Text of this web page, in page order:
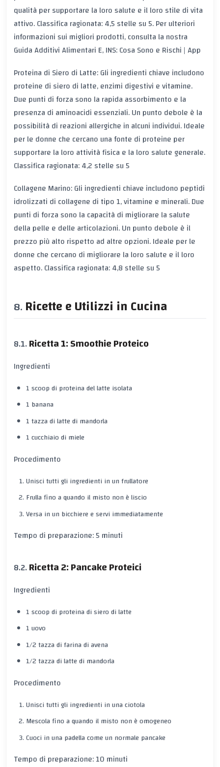
qualità per supportare la loro salute e il loro stile di vita
attivo. Classifica ragionata: 4,5 stelle su 5. Per ulteriori
informazioni sui migliori prodotti, consulta la nostra
Guida Additivi Alimentari E, INS: Cosa Sono e Rischi | App
Proteina di Siero di Latte: Gli ingredienti chiave includono
proteine di siero di latte, enzimi digestivi e vitamine.
Due punti di forza sono la rapida assorbimento e la
presenza di aminoacidi essenziali. Un punto debole è la
possibilità di reazioni allergiche in alcuni individui. Ideale
per le donne che cercano una fonte di proteine per
supportare la loro attività fisica e la loro salute generale.
Classifica ragionata: 4,2 stelle su 5
Collagene Marino: Gli ingredienti chiave includono peptidi
idrolizzati di collagene di tipo 1, vitamine e minerali. Due
punti di forza sono la capacità di migliorare la salute
della pelle e delle articolazioni. Un punto debole è il
prezzo più alto rispetto ad altre opzioni. Ideale per le
donne che cercano di migliorare la loro salute e il loro
aspetto. Classifica ragionata: 4,8 stelle su 5
Ricette e Utilizzi in Cucina
Ricetta 1: Smoothie Proteico
Ingredienti
1 scoop di proteina del latte isolata
1 banana
1 tazza di latte di mandorla
1 cucchiaio di miele
Procedimento
Unisci tutti gli ingredienti in un frullatore
Frulla fino a quando il misto non è liscio
Versa in un bicchiere e servi immediatamente
Tempo di preparazione: 5 minuti
Ricetta 2: Pancake Proteici
Ingredienti
1 scoop di proteina di siero di latte
1 uovo
1/2 tazza di farina di avena
1/2 tazza di latte di mandorla
Procedimento
Unisci tutti gli ingredienti in una ciotola
Mescola fino a quando il misto non è omogeneo
Cuoci in una padella come un normale pancake
Tempo di preparazione: 10 minuti